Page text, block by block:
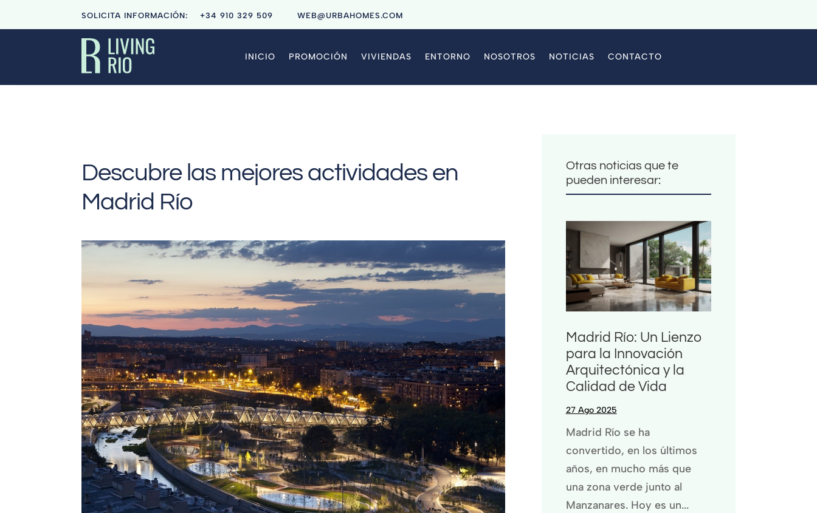
SOLICITA INFORMACIÓN: +34910 329 509 WEB@URBAHOMES.COM
INICIO PROMOCIÓN VIVIENDAS ENTORNO NOSOTROS NOTICIAS CONTACTO
Descubre las mejores actividades en
Madrid Río
Otras noticias que te
pueden interesar:
Madrid Río: Un Lienzo
para la Innovación
Arquitectónica y la
Calidad de Vida
27 Ago 2025
Madrid Río se ha
convertido, en los últimos
años, en mucho más que
una zona verde junto al
Manzanares. Hoy es un...